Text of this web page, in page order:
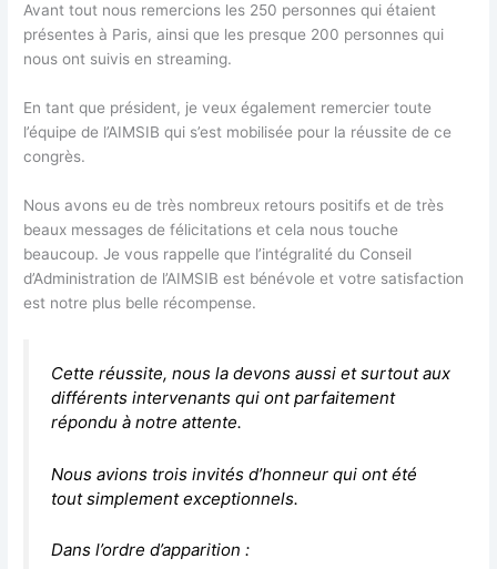
Avant tout nous remercions les 250 personnes qui étaient
présentes à Paris, ainsi que les presque 200 personnes qui
nous ont suivis en streaming.
En tant que président, je veux également remercier toute
l’équipe de l’AIMSIB qui s’est mobilisée pour la réussite de ce
congrès.
Nous avons eu de très nombreux retours positifs et de très
beaux messages de félicitations et cela nous touche
beaucoup. Je vous rappelle que l’intégralité du Conseil
d’Administration de l’AIMSIB est bénévole et votre satisfaction
est notre plus belle récompense.
Cette réussite, nous la devons aussi et surtout aux
différents intervenants qui ont parfaitement
répondu à notre attente.
Nous avions trois invités d’honneur qui ont été
tout simplement exceptionnels.
Dans l’ordre d’apparition :